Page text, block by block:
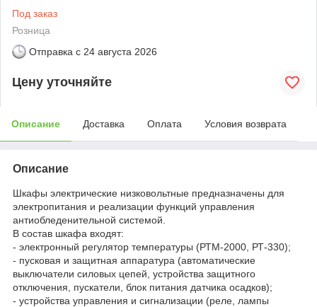
Под заказ
Розница
Отправка с 24 августа 2026
Цену уточняйте
Описание Доставка Оплата Условия возврата
Описание
Шкафы электрические низковольтные предназначены для
электропитания и реализации функций управления
антиобледенительной системой.
В состав шкафа входят:
- электронный регулятор температуры (РТМ-2000, РТ-330);
- пусковая и защитная аппаратура (автоматические
выключатели силовых цепей, устройства защитного
отключения, пускатели, блок питания датчика осадков);
- устройства управления и сигнализации (реле, лампы